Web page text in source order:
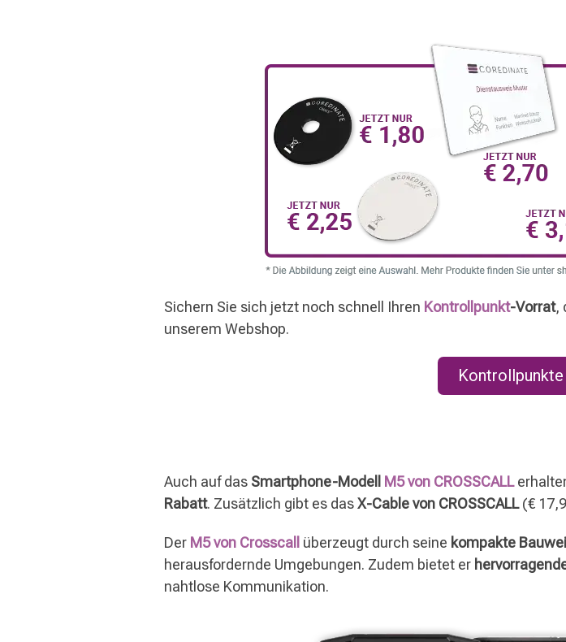
Sichern Sie sich jetzt noch schnell Ihren Kontrollpunkt-Vorrat,
unserem Webshop.
Auch auf das Smartphone-Modell M5 von CROSSCALL
Rabatt. Zusätzlich gibt es dasX-Cable von CROSSCALL(€
Der M5 von Crosscall überzeugt durch seine kompakte
herausfordernde Umgebungen. Zudem bietet er
nahtlose Kommunikation.